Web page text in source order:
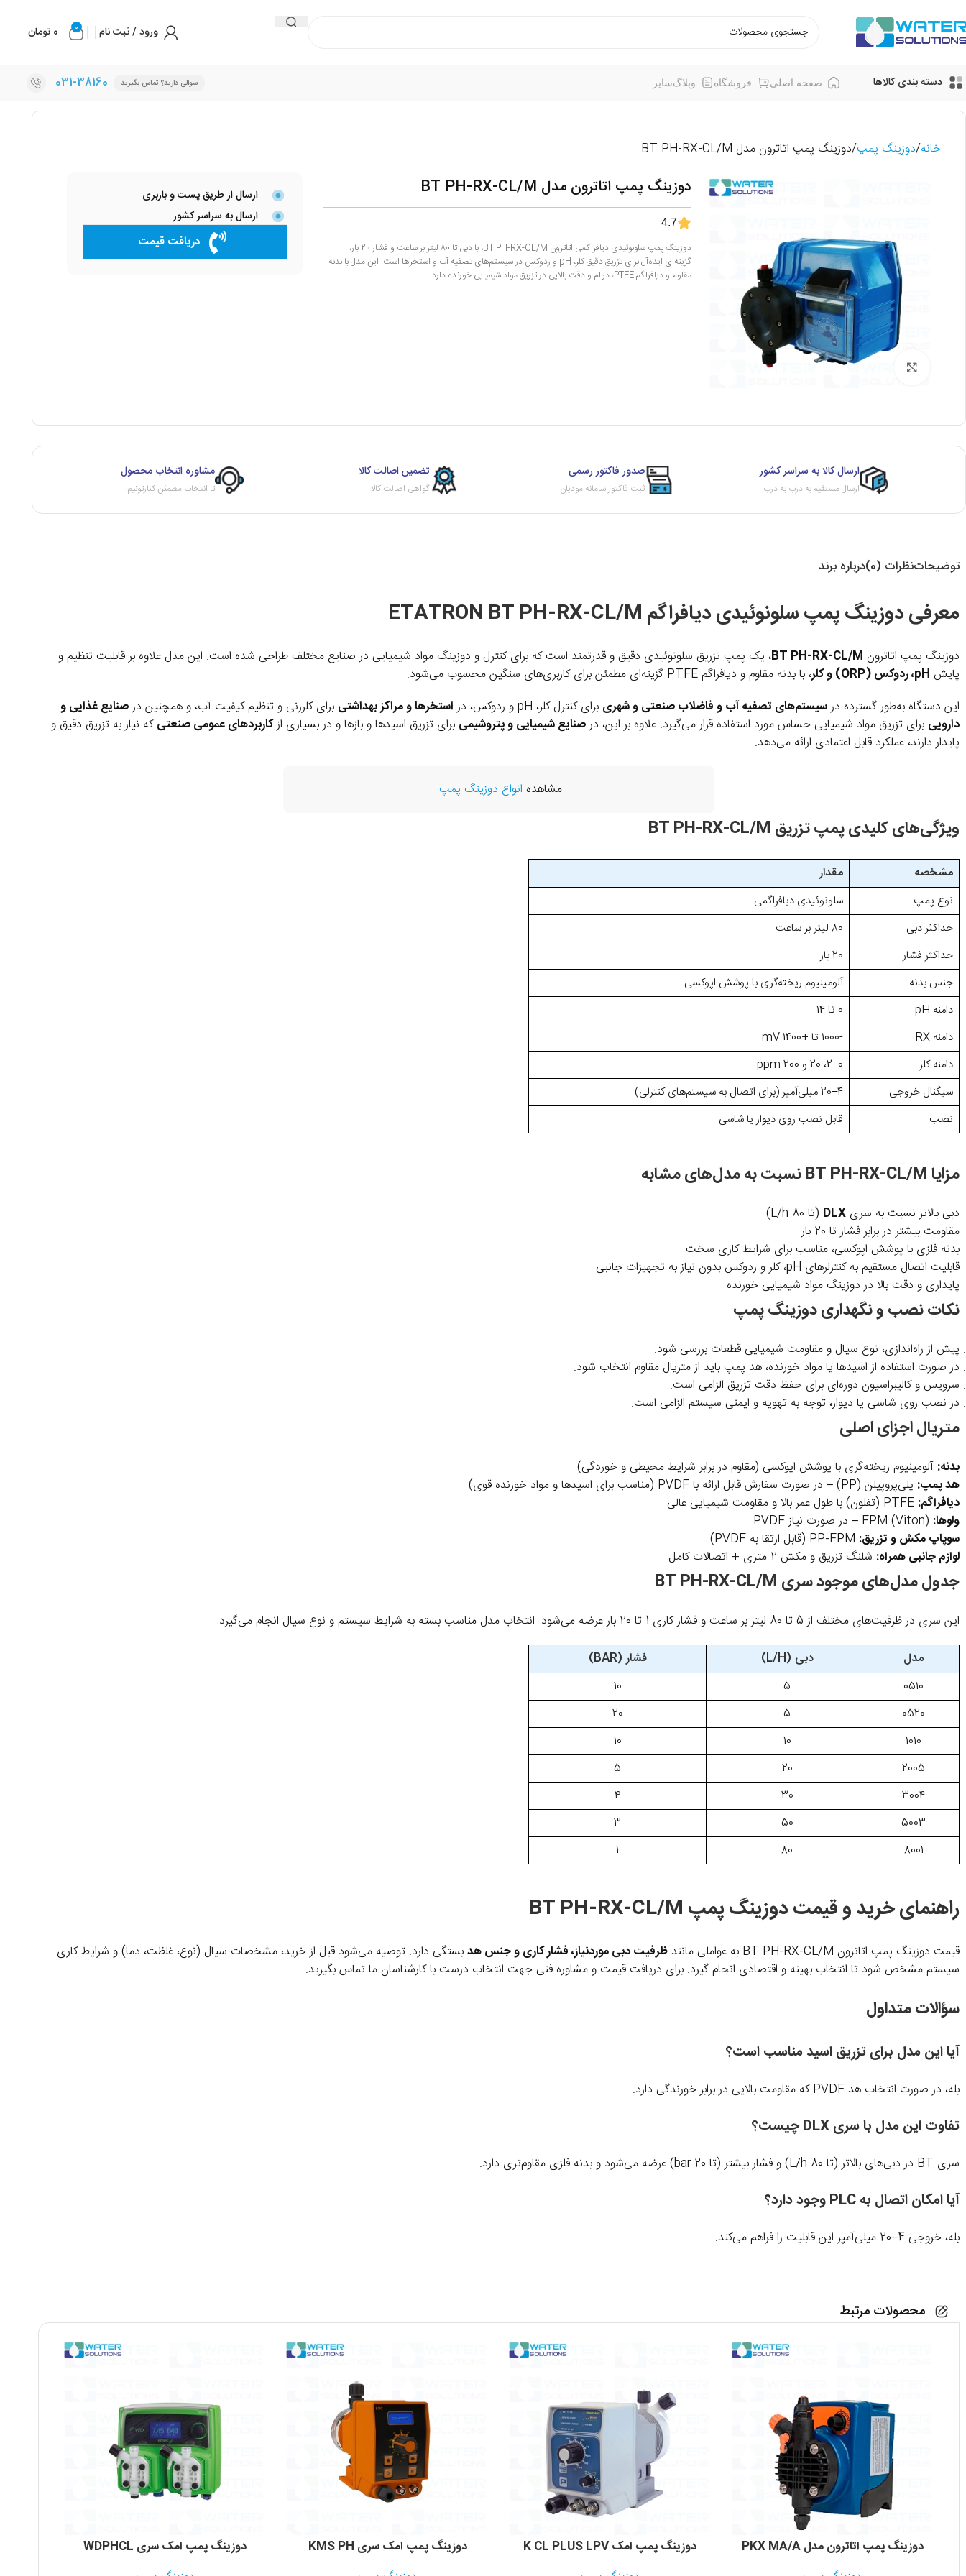
ورود / ثبت نام 0
0 تومان
دسته بندی کالاها صفحه اصلی فروشگاه وبلاگسایر سوالی دارید؟ تماس بگیرید 031-38160
خانه دوزینگ پمپ دوزینگ پمپ اتاترون مدل BT PH-RX-CL/M
ارسال از طریق پست و باربری
ارسال به سراسر کشور
دریافت قیمت
دوزینگ پمپ اتاترون مدل BT PH-RX-CL/M
4.7
دوزینگ پمپ سلونوئیدی دیافراگمی اتاترون BT PH-RX-CL/M، با دبی تا 80 لیتر بر ساعت و فشار 20 بار،
گزینه‌ای ایده‌آل برای تزریق دقیق کلر، pH و ردوکس در سیستم‌های تصفیه آب و استخرها است. این مدل با بدنه
مقاوم و دیافراگم PTFE، دوام و دقت بالایی در تزریق مواد شیمیایی خورنده دارد.
برای بزرگنمایی کلیک کنید
ارسال کالا به سراسر کشور
ارسال مستقیم به درب به درب
صدور فاکتور رسمی
ثبت فاکتور سامانه مودیان
تضمین اصالت کالا
گواهی اصالت کالا
مشاوره انتخاب محصول
تا انتخاب مطمئن کنارتونیم!
توضیحاتنظرات (0) درباره برند
معرفی دوزینگ پمپ سلونوئیدی دیافراگم ETATRON BT PH-RX-CL/M
دوزینگ پمپ اتاترون BT PH-RX-CL/M، یک پمپ تزریق سلونوئیدی دقیق و قدرتمند است که برای کنترل و دوزینگ مواد شیمیایی در صنایع مختلف طراحی شده است. این مدل علاوه بر قابلیت تنظیم و
پایش pH، ردوکس (ORP) و کلر
، با بدنه مقاوم و دیافراگم PTFE گزینه‌ای مطمئن برای کاربری‌های سنگین محسوب می‌شود.
این دستگاه به‌طور گسترده درسیستم‌های تصفیه آب و فاضلاب صنعتی و شهری برای کنترل کلر، pH و ردوکس، در استخرها و مراکز بهداشتی برای کلرزنی و تنظیم کیفیت آب، و همچنین درصنایع غذایی و
دارویی برای تزریق مواد شیمیایی حساس مورد استفاده قرار می‌گیرد. علاوه بر این، درصنایع شیمیایی و پتروشیمی برای تزریق اسیدها و بازها و در بسیاری ازکاربردهای عمومی صنعتیکه نیاز به تزریق دقیق و
پایدار دارند، عملکرد قابل اعتمادی ارائه می‌دهد.
مشاهده انواع دوزینگ پمپ
ویژگی‌های کلیدی پمپ تزریق BT PH-RX-CL/M
مشخصه مقدار
نوع پمپ
سلونوئیدی دیافراگمی
حداکثر دبی
80 لیتر بر ساعت
حداکثر فشار
20 بار
جنس بدنه
آلومینیوم ریخته‌گری با پوشش اپوکسی
دامنه pH
0 تا 14
دامنه RX
-1000 تا +1400 mV
دامنه کلر
0–2، 20 و 200 ppm
سیگنال خروجی
4–20 میلی‌آمپر (برای اتصال به سیستم‌های کنترلی)
نصب
قابل نصب روی دیوار یا شاسی
مزایا BT PH-RX-CL/M نسبت به مدل‌های مشابه
دبی بالاتر نسبت به سری DLX (تا 80 L/h)
مقاومت بیشتر در برابر فشار تا 20 بار
بدنه فلزی با پوشش اپوکسی، مناسب برای شرایط کاری سخت
قابلیت اتصال مستقیم به کنترلرهای pH، کلر و ردوکس بدون نیاز به تجهیزات جانبی
پایداری و دقت بالا در دوزینگ مواد شیمیایی خورنده
نکات نصب و نگهداری دوزینگ پمپ
پیش از راه‌اندازی، نوع سیال و مقاومت شیمیایی قطعات بررسی شود.
در صورت استفاده از اسیدها یا مواد خورنده، هد پمپ باید از متریال مقاوم انتخاب شود.
سرویس و کالیبراسیون دوره‌ای برای حفظ دقت تزریق الزامی است.
در نصب روی شاسی یا دیوار، توجه به تهویه و ایمنی سیستم الزامی است.
متریال اجزای اصلی
بدنه: آلومینیوم ریخته‌گری با پوشش اپوکسی (مقاوم در برابر شرایط محیطی و خوردگی)
هد پمپ: پلی‌پروپیلن (PP) – در صورت سفارش قابل ارائه با PVDF (مناسب برای اسیدها و مواد خورنده قوی)
دیافراگم:
ولوها:
سوپاپ مکش و تزریق:
لوازم جانبی همراه: شلنگ تزریق و مکش 2 متری + اتصالات کامل
جدول مدل‌های موجود سری BT PH-RX-CL/M
این سری در ظرفیت‌های مختلف از 5 تا 80 لیتر بر ساعت و فشار کاری 1 تا 20 بار عرضه می‌شود. انتخاب مدل مناسب بسته به شرایط سیستم و نوع سیال انجام می‌گیرد.
مدل
دبی (L/H) فشار (BAR)
0510
5
10
0520
5
20
1010
10
10
2005
20
5
3004
30
4
5003
50
3
8001
80
1
راهنمای خرید و قیمت دوزینگ پمپ BT PH-RX-CL/M
قیمت دوزینگ پمپ اتاترون BT PH-RX-CL/M به عواملی مانند ظرفیت دبی موردنیاز، فشار کاری و جنس هدبستگی دارد. توصیه می‌شود قبل از خرید، مشخصات سیال (نوع، غلظت، دما) و شرایط کاری
سیستم مشخص شود تا انتخاب بهینه و اقتصادی انجام گیرد. برای دریافت قیمت و مشاوره فنی جهت انتخاب درست با کارشناسان ما تماس بگیرید.
سؤالات متداول
آیا این مدل برای تزریق اسید مناسب است؟
بله، در صورت انتخاب هد PVDF که مقاومت بالایی در برابر خورندگی دارد.
تفاوت این مدل با سری DLX چیست؟
سری BT در دبی‌های بالاتر (تا 80 L/h) و فشار بیشتر (تا 20 bar) عرضه می‌شود و بدنه فلزی مقاوم‌تری دارد.
آیا امکان اتصال به PLC وجود دارد؟
بله، خروجی 4–20 میلی‌آمپر این قابلیت را فراهم می‌کند.
محصولات مرتبط
دوزینگ پمپ اتاترون مدل PKX MA/A
دوزینگ پمپ امک K CL PLUS LPV
دوزینگ پمپ امک سری KMS PH
دوزینگ پمپ امک سری WDPHCL